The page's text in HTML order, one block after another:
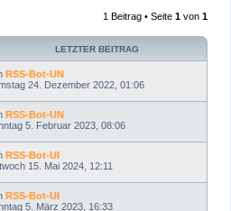
o
n
1 Beitrag • Seite 1 von 1
LETZTER BEITRAG
RSS-Bot-UN
24. Dezember 2022, 01:06
RSS-Bot-UN
5. Februar 2023, 08:06
RSS-Bot-UI
15. Mai 2024, 12:11
RSS-Bot-UI
5. März 2023, 16:33